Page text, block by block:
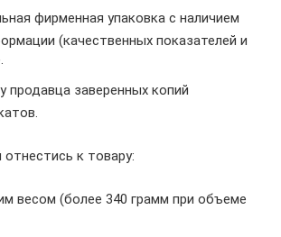
фирменная упаковка с наличием
(качественных показателей и
продавца заверенных копий
к товару:
весом (более 340 грамм при объеме